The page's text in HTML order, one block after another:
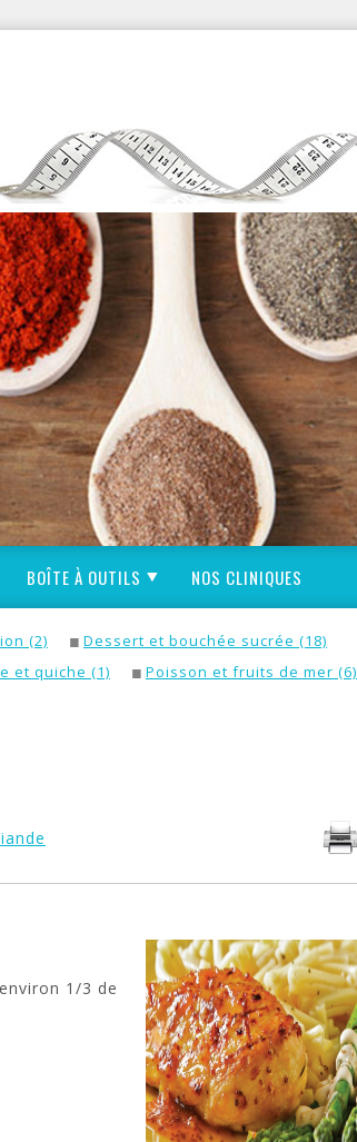
BOÎTE À OUTILS NOS CLINIQUES
(2)
Dessert et bouchée sucrée (18)
et quiche (1)
Poisson et fruits de mer (6)
1/3 de